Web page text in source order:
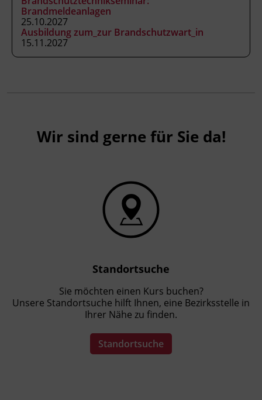
herangezogen werden, sofern seit
Ausstellung oder letzter Verlängerung
höchstens fünf Jahre und drei Monate
vergangen sind. Bitte bringen Sie Ihren
Brandmeldeanlagen
25.10.2027
Ausbildung zum_zur Brandschutzwart_in
15.11.2027
Wir sind gerne für Sie da!
Standortsuche
Sie möchten einen Kurs buchen?
Unsere Standortsuche hilft Ihnen, eine Bezirksstelle in
Ihrer Nähe zu finden.
Standortsuche